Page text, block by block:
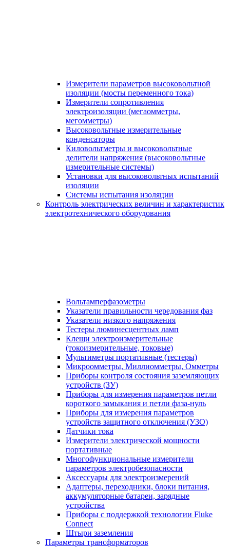
Измерители параметров высоковольтной
изоляции (мосты переменного тока)
Измерители сопротивления
электроизоляции (мегаомметры,
мегомметры)
Высоковольтные измерительные
конденсаторы
Киловольтметры и высоковольтные
делители напряжения (высоковольтные
измерительные системы)
Установки для высоковольтных испытаний
изоляции
Системы испытания изоляции
Контроль электрических величин и характеристик
электротехнического оборудования
Вольтамперфазометры
Указатели правильности чередования фаз
Указатели низкого напряжения
Тестеры люминесцентных ламп
Клещи электроизмерительные
(токоизмерительные, токовые)
Мультиметры портативные (тестеры)
Микроомметры, Миллиомметры, Омметры
Приборы контроля состояния заземляющих
устройств (ЗУ)
Приборы для измерения параметров петли
короткого замыкания и петли фаза-нуль
Приборы для измерения параметров
устройств защитного отключения (УЗО)
Датчики тока
Измерители электрической мощности
портативные
Многофункциональные измерители
параметров электробезопасности
Аксессуары для электроизмерений
Адаптеры, переходники, блоки питания,
аккумуляторные батареи, зарядные
устройства
Приборы с поддержкой технологии Fluke
Connect
Штыри заземления
Параметры трансформаторов